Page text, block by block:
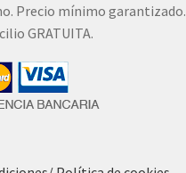
Precio mínimo garantizado.
GRATUITA.